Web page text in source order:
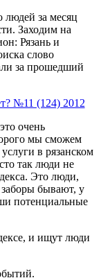
людей за месяц
Заходим на
Рязань и
слово
за прошедший
очень
мы сможем
в рязанском
так люди не
Это люди,
бывают, у
потенциальные
и ищут люди